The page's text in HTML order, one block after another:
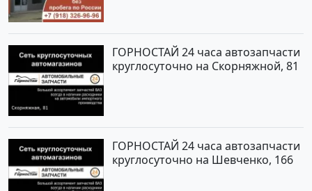
ГОРНОСТАЙ 24 часа автозапчасти
круглосуточно на Скорняжной, 81
ГОРНОСТАЙ 24 часа автозапчасти
круглосуточно на Шевченко, 166